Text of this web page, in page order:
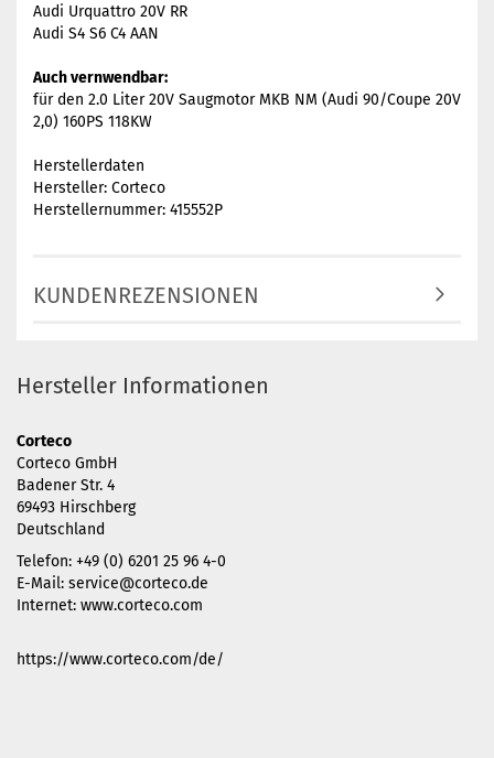
Audi Urquattro 20V RR
Audi S4 S6 C4 AAN
Auch vernwendbar:
für den 2.0 Liter 20V Saugmotor MKB NM (Audi 90/Coupe 20V
2,0) 160PS 118KW
Herstellerdaten
Hersteller: Corteco
Herstellernummer: 415552P
KUNDENREZENSIONEN
Hersteller Informationen
Corteco
Corteco GmbH
Badener Str. 4
69493 Hirschberg
Deutschland
Telefon: +49 (0) 6201 25 96 4-0
E-Mail: service@corteco.de
Internet: www.corteco.com
https://www.corteco.com/de/